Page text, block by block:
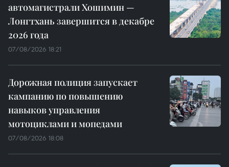
автомагистрали Хошимин —
Лонгтхань завершится в декабре
2026 года
07/08/2026 18:21
Дорожная полиция запускает
кампанию по повышению
навыков управления
мотоциклами и мопедами
07/08/2026 18:08